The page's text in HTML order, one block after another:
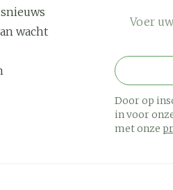
wacht
Door op
in voor
met onze